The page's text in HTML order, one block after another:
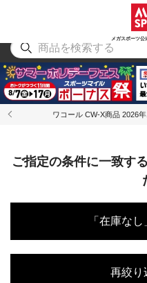
メガスポーツ
アウトドア
ワコール CW-X商品 2026
ご指定の条件に一致す
「在庫な
再絞り